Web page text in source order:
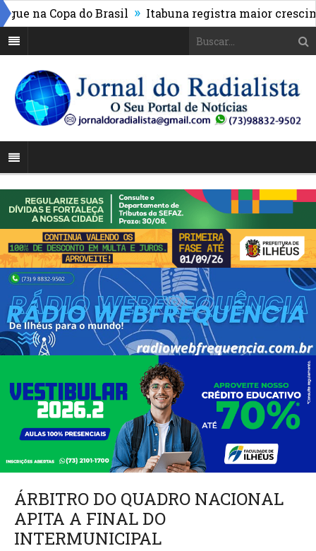
Copa do Brasil » Itabuna registra maior crescimento
ÁRBITRO DO QUADRO NACIONAL
APITA A FINAL DO
INTERMUNICIPAL